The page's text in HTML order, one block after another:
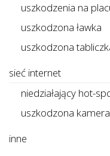
uszkodzenia na
uszkodzona ławka
uszkodzona
sieć internet
niedziałający hot-
uszkodzona
inne